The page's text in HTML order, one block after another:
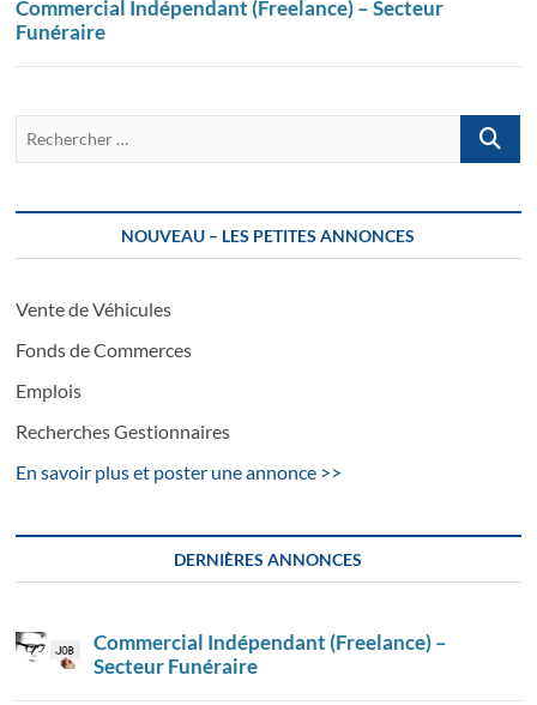
Commercial Indépendant (Freelance) – Secteur
Funéraire
NOUVEAU – LES PETITES ANNONCES
Vente de Véhicules
Fonds de Commerces
Emplois
Recherches Gestionnaires
En savoir plus et poster une annonce >>
DERNIÈRES ANNONCES
Commercial Indépendant (Freelance) –
Secteur Funéraire